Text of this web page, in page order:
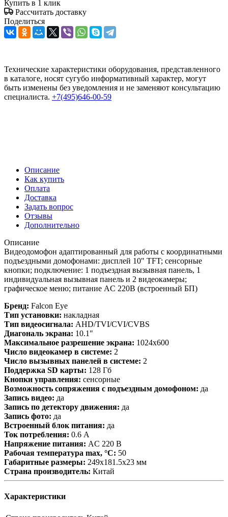
Купить в 1 клик
Рассчитать доставку
Поделиться
Технические характеристики оборудования, представленного
в каталоге, носят сугубо информативный характер, могут
быть изменены без уведомления и не заменяют консультацию
специалиста. +7(495)646-00-59
Описание
Как купить
Оплата
Доставка
Задать вопрос
Отзывы
Дополнительно
Описание
Видеодомофон адаптированный для работы с координатными
подъездными домофонами: дисплей 10" TFT; сенсорные
кнопки; подключение: 1 подъездная вызывная панель, 1
индивидуальная вызывная панель и 2 видеокамеры;
графическое меню; питание AC 220В (встроенный БП)
Бренд: Falcon Eye
Тип установки: накладная
Тип видеосигнала: AHD/TVI/CVI/CVBS
Диагональ экрана: 10.1"
Максимальное разрешение экрана: 1024x600
Число видеокамер в системе: 2
Число вызывных панелей в системе: 2
Поддержка SD карты: 128 Гб
Кнопки управления: сенсорные
Возможность сопряжения с подъездным домофоном: да
Запись видео: да
Запись по детектору движения: да
Запись фото: да
Встроенный блок питания: да
Ток потребления: 0.6 А
Напряжение питания: AC 220 В
Рабочая температура max, °С: 50
Габаритные размеры: 249x181.5x23 мм
Страна производитель: Китай
Характеристики